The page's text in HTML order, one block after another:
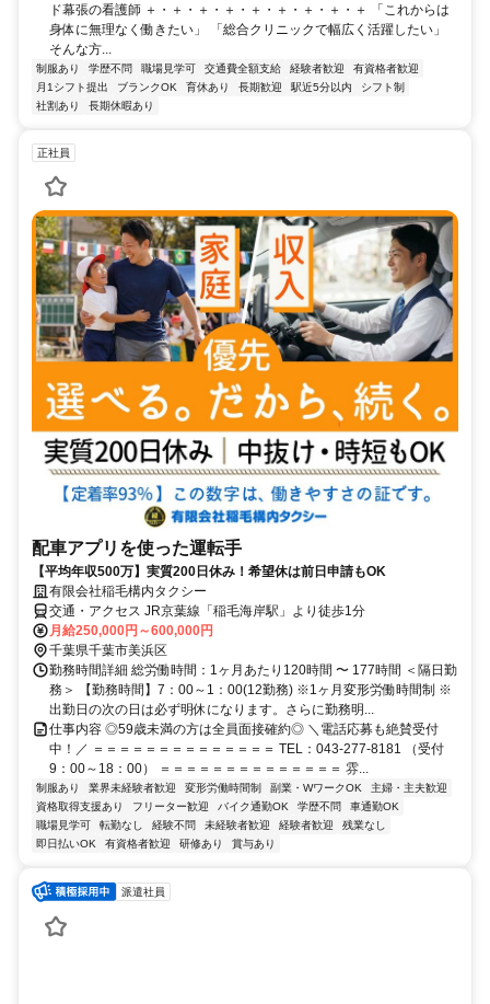
ド幕張の看護師 ＋・＋・＋・＋・＋・＋・＋・＋・＋ 「これからは
身体に無理なく働きたい」 「総合クリニックで幅広く活躍したい」
そんな方...
制服あり 学歴不問 職場見学可 交通費全額支給 経験者歓迎
有資格者歓迎
月1シフト提出
ブランクOK 育休あり 長期歓迎 駅近5分以内
シフト制
社割あり
長期休暇あり
正社員
配車アプリを使った運転手
【平均年収500万】実質200日休み！希望休は前日申請もOK
有限会社稲毛構内タクシー
交通・アクセス JR京葉線「稲毛海岸駅」より徒歩1分
月給250,000円～600,000円
千葉県千葉市美浜区
勤務時間詳細 総労働時間：1ヶ月あたり120時間 〜 177時間 ＜隔日勤
務＞ 【勤務時間】7：00～1：00(12勤務) ※1ヶ月変形労働時間制 ※
出勤日の次の日は必ず明休になります。さらに勤務明...
仕事内容 ◎59歳未満の方は全員面接確約◎ ＼電話応募も絶賛受付
中！／ ＝＝＝＝＝＝＝＝＝＝＝＝＝＝ TEL：043-277-8181 （受付
9：00～18：00） ＝＝＝＝＝＝＝＝＝＝＝＝＝＝ 雰...
制服あり 業界未経験者歓迎 変形労働時間制 副業・WワークOK
主婦・主夫歓迎
資格取得支援あり
フリーター歓迎 バイク通勤OK 学歴不問
車通勤OK
職場見学可
転勤なし 経験不問 未経験者歓迎 経験者歓迎
残業なし
即日払いOK
有資格者歓迎 研修あり 賞与あり
派遣社員